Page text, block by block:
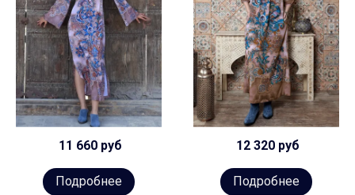
11 660 руб
Подробнее
12 320 руб
Подробнее